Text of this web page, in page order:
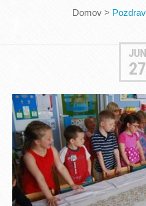
Domov >
JUN
27